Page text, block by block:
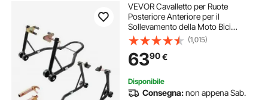
VEVOR Cavalletto per Ruote
Posteriore Anteriore per il
Sollevamento della Moto Bici
Capacità Carico Max. 390kg,
Cavalletto Supporto per Moto Bici
da Officina Adatto Testa della
Forcella a Doppia U + L
(1,015)
6390€
Disponibile
Consegna:non appena Sab.